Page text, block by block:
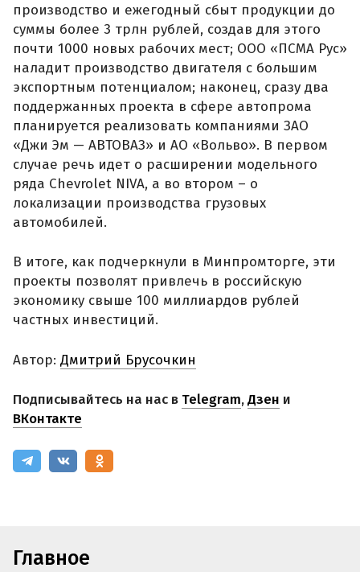
производство и ежегодный сбыт продукции до
суммы более 3 трлн рублей, создав для этого
почти 1000 новых рабочих мест; ООО «ПСМА Рус»
наладит производство двигателя с большим
экспортным потенциалом; наконец, сразу два
поддержанных проекта в сфере автопрома
планируется реализовать компаниями ЗАО
«Джи Эм — АВТОВАЗ» и АО «Вольво». В первом
случае речь идет о расширении модельного
ряда Chevrolet NIVA, а во втором – о
локализации производства грузовых
автомобилей.
В итоге, как подчеркнули в Минпромторге, эти
проекты позволят привлечь в российскую
экономику свыше 100 миллиардов рублей
частных инвестиций.
Автор: Дмитрий Брусочкин
Подписывайтесь на нас в Telegram,Дзен и
ВКонтакте
Главное